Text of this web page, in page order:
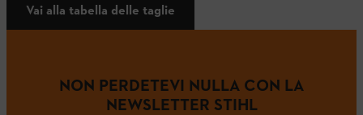
Vai alla tabella delle taglie
NON PERDETEVI NULLA CON LA
NEWSLETTER STIHL